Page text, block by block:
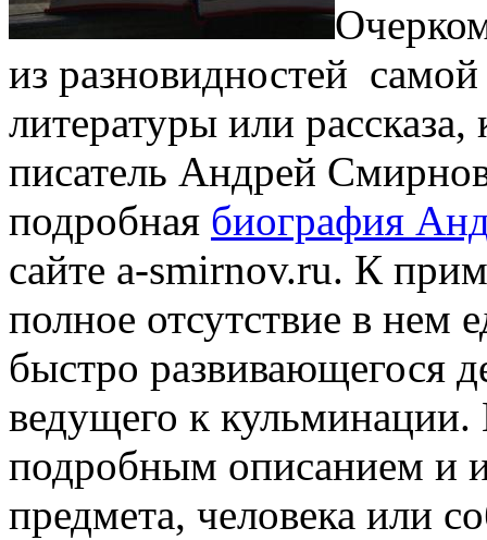
из разновидностей
литературы или
писатель Андрей
подробная биография
сайте a-smirnov.ru. К
полное отсутствие в нем
быстро развивающегося
ведущего к
подробным описанием и
предмета, человека или